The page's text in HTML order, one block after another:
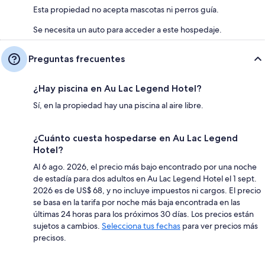
Esta propiedad no acepta mascotas ni perros guía.
Se necesita un auto para acceder a este hospedaje.
Preguntas frecuentes
¿Hay piscina en Au Lac Legend Hotel?
Sí, en la propiedad hay una piscina al aire libre.
¿Cuánto cuesta hospedarse en Au Lac Legend
Hotel?
Al 6 ago. 2026, el precio más bajo encontrado por una noche
de estadía para dos adultos en Au Lac Legend Hotel el 1 sept.
2026 es de US$ 68, y no incluye impuestos ni cargos. El precio
se basa en la tarifa por noche más baja encontrada en las
últimas 24 horas para los próximos 30 días. Los precios están
sujetos a cambios. Selecciona tus fechas para ver precios más
precisos.